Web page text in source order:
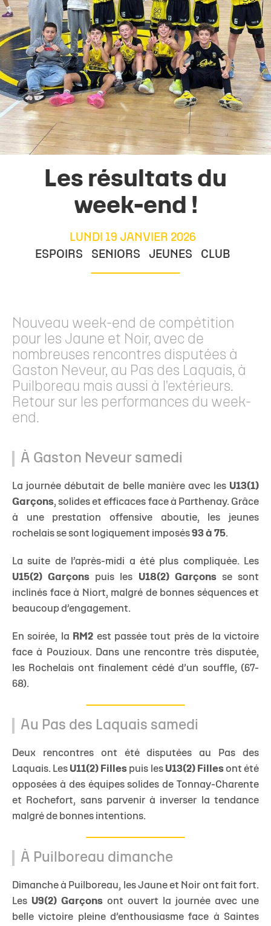
Les résultats du
week-end !
LUNDI 19 JANVIER 2026
ESPOIRS
SENIORS JEUNES CLUB
Nouveau week-end de compétition
pour les Jaune et Noir, avec de
nombreuses rencontres disputées à
Gaston Neveur, au Pas des Laquais, à
Puilboreau mais aussi à l'extérieurs.
Retour sur les performances du week-
end.
À Gaston Neveur samedi
La journée débutait de belle manière avec les U13(1)
Garçons, solides et efficaces face à Parthenay. Grâce
à une prestation offensive aboutie, les jeunes
rochelais se sont logiquement imposés 93 à 75.
La suite de l’après-midi a été plus compliquée. Les
U15(2) Garçons puis les U18(2) Garçonsse sont
inclinés face à Niort, malgré de bonnes séquences et
beaucoup d’engagement.
En soirée, la RM2 est passée tout près de la victoire
face à Pouzioux. Dans une rencontre très disputée,
les Rochelais ont finalement cédé d’un souffle, (67-
68).
Au Pas des Laquais samedi
Deux rencontres ont été disputées au Pas des
Laquais. Les U11(2) Filles puis les U13(2) Fillesont été
opposées à des équipes solides de Tonnay-Charente
et Rochefort, sans parvenir à inverser la tendance
malgré de bonnes intentions.
À Puilboreau dimanche
Dimanche à Puilboreau, les Jaune et Noir ont fait fort.
Les U9(2) Garçons ont ouvert la journée avec une
belle victoire pleine d’enthousiasme face à Saintes